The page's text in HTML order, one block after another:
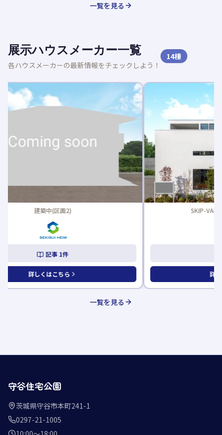
一覧を見る
展示ハウスメーカー一覧
各ハウスメーカーの最新情報をチェックしよう！
14棟
SKIP-VALLEY by Felidia(区画13)
一覧を見る
守谷住宅公園
茨城県守谷市本町241-1
0297-21-1005